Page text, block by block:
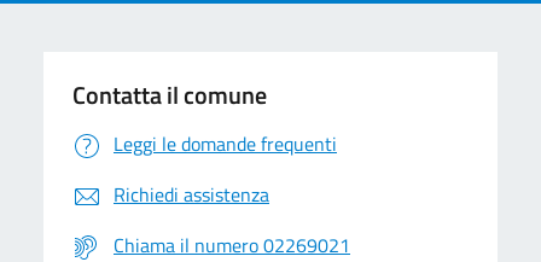
Contatta il comune
Leggi le domande frequenti
Richiedi assistenza
Chiama il numero 02269021